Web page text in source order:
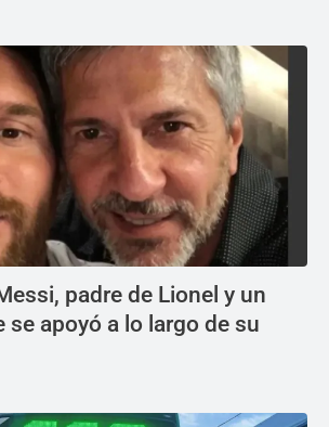
padre de Lionel y un
se apoyó a lo largo de su